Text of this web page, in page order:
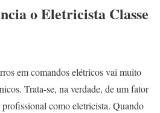
o Eletricista Classe
em comandos elétricos vai muito
Trata-se, na verdade, de um fator
como eletricista. Quando